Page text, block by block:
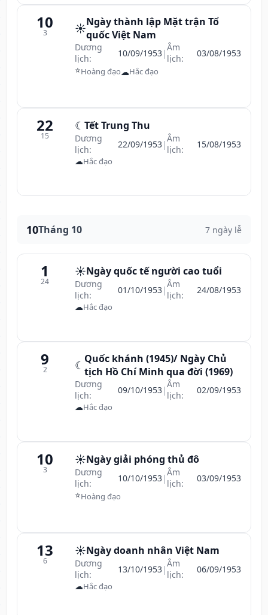
10
3 ☀️Ngày thành lập Mặt trận Tổ
quốc Việt Nam
Dương
lịch:
10/09/1953|Âm
lịch:
03/08/1953
⭐Hoàng đạo☁Hắc đạo
22
15
☾ Tết Trung Thu
Dương
lịch:
22/09/1953|Âm
lịch:
15/08/1953
☁Hắc đạo
10Tháng 10 7 ngày lễ
1
24
☀️Ngày quốc tế người cao tuổi
Dương
lịch:
01/10/1953|Âm
lịch:
24/08/1953
☁Hắc đạo
9
2 ☾ Quốc khánh (1945)/ Ngày Chủ
tịch Hồ Chí Minh qua đời (1969)
Dương
lịch:
09/10/1953|Âm
lịch:
02/09/1953
☁Hắc đạo
10
3
☀️Ngày giải phóng thủ đô
Dương
lịch:
10/10/1953|Âm
lịch:
03/09/1953
⭐Hoàng đạo
13
6
☀️Ngày doanh nhân Việt Nam
Dương
lịch:
13/10/1953|Âm
lịch:
06/09/1953
☁Hắc đạo